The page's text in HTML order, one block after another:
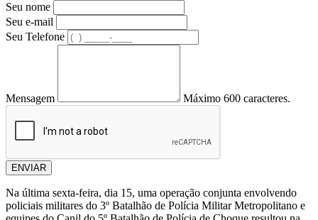
Seu nome
Seu e-mail
Seu Telefone
Mensagem Máximo 600 caracteres.
ENVIAR
Na última sexta-feira, dia 15, uma operação conjunta envolvendo
policiais militares do 3º Batalhão de Polícia Militar Metropolitano e